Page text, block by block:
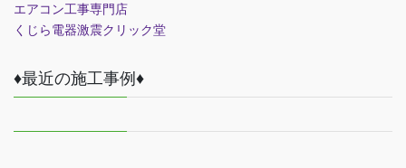
エアコン工事専門店
くじら電器激震クリック堂
♦最近の施工事例♦